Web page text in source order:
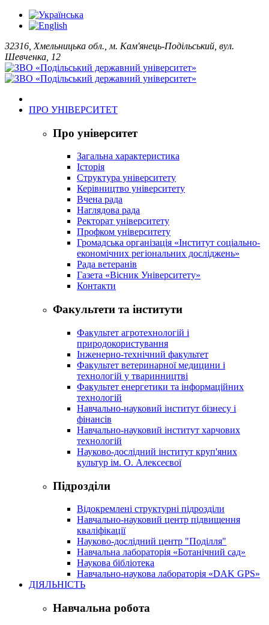
32316, Хмельницька обл., м. Кам'янець-Подільський, вул.
Шевченка, 12
ПРО УНІВЕРСИТЕТ
Про університет
Загальна характеристика
Історія
Структура університету
Керівництво університету
Вчена рада
Наглядова рада
Ректорат університету
Профком університету
Громадська організація «Інститут соціально-
економічних регіональних досліджень»
Рада ветеранів
Газета «Вісник Університету»
Контакти
Факультети та інститути
Факультет агротехнологій і
природокористування
Інженерно-технічний факультет
Факультет ветеринарної медицини і
технологій у тваринництві
Факультет енергетики та інформаційних
технологій
Навчально-науковий інститут бізнесу і
фінансів
Навчально-науковий інститут харчових
технологій
Науково-дослідний інститут круп'яних
культур ім. О. Алексеєвої
Підрозділи
Відокремлені структурні підрозділи
Навчально-науковий центр підвищення
кваліфікації
Науково-дослідний центр "Поділля"
Навчальна лабораторія «Ботанічний сад»
Наукова бібліотека
Навчально-наукова лабораторія «DAK GPS»
ДІЯЛЬНІСТЬ
Навчальна робота